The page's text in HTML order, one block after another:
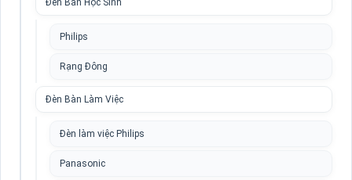
Đèn Bàn Học Sinh
Philips
Rạng Đông
Đèn Bàn Làm Việc
Đèn làm việc Philips
Panasonic